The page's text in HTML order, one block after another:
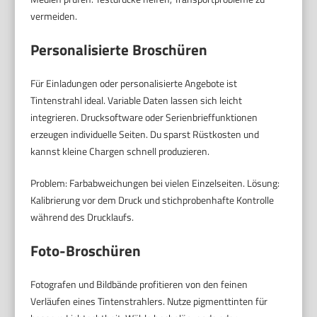
vermeiden.
Personalisierte Broschüren
Für Einladungen oder personalisierte Angebote ist
Tintenstrahl ideal. Variable Daten lassen sich leicht
integrieren. Drucksoftware oder Serienbrieffunktionen
erzeugen individuelle Seiten. Du sparst Rüstkosten und
kannst kleine Chargen schnell produzieren.
Problem: Farbabweichungen bei vielen Einzelseiten. Lösung:
Kalibrierung vor dem Druck und stichprobenhafte Kontrolle
während des Drucklaufs.
Foto-Broschüren
Fotografen und Bildbände profitieren von den feinen
Verläufen eines Tintenstrahlers. Nutze pigmenttinten für